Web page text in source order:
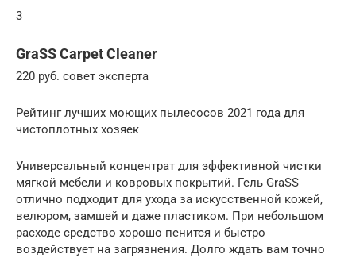
3
GraSS Carpet Cleaner
220 руб. совет эксперта
Рейтинг лучших моющих пылесосов 2021 года для
чистоплотных хозяек
Универсальный концентрат для эффективной чистки
мягкой мебели и ковровых покрытий. Гель GraSS
отлично подходит для ухода за искусственной кожей,
велюром, замшей и даже пластиком. При небольшом
расходе средство хорошо пенится и быстро
воздействует на загрязнения. Долго ждать вам точно